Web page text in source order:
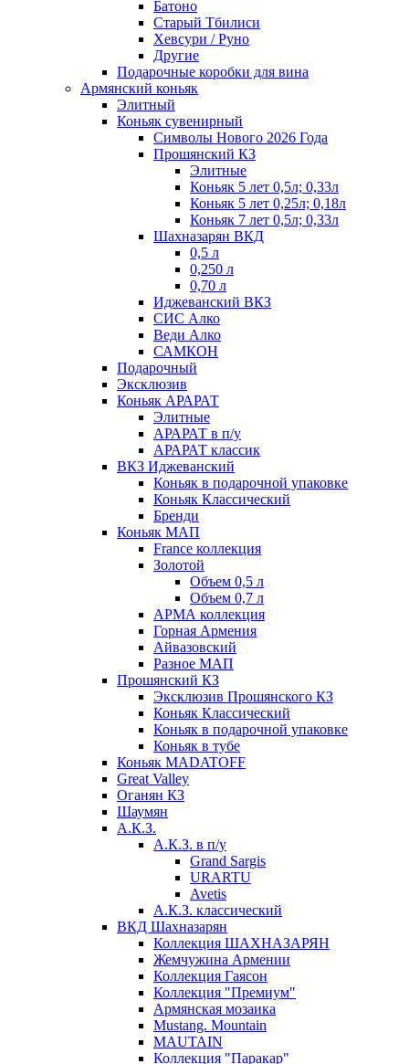
Батоно
Старый Тбилиси
Хевсури / Руно
Другие
Подарочные коробки для вина
Армянский коньяк
Элитный
Коньяк сувенирный
Символы Нового 2026 Года
Прошянский КЗ
Элитные
Коньяк 5 лет 0,5л; 0,33л
Коньяк 5 лет 0,25л; 0,18л
Коньяк 7 лет 0,5л; 0,33л
Шахназарян ВКД
0,5 л
0,250 л
0,70 л
Иджеванский ВКЗ
СИС Алко
Веди Алко
САМКОН
Подарочный
Эксклюзив
Коньяк АРАРАТ
Элитные
АРАРАТ в п/у
АРАРАТ классик
ВКЗ Иджеванский
Коньяк в подарочной упаковке
Коньяк Классический
Бренди
Коньяк МАП
France коллекция
Золотой
Объем 0,5 л
Объем 0,7 л
АРМА коллекция
Горная Армения
Айвазовский
Разное МАП
Прошянский КЗ
Эксклюзив Прошянского КЗ
Коньяк Классический
Коньяк в подарочной упаковке
Коньяк в тубе
Коньяк MADATOFF
Great Valley
Оганян КЗ
Шаумян
А.К.З.
А.К.З. в п/у
Grand Sargis
URARTU
Avetis
А.К.З. классический
ВКД Шахназарян
Коллекция ШАХНАЗАРЯН
Жемчужина Армении
Коллекция Гаясон
Коллекция "Премиум"
Армянская мозаика
Mustang. Mountain
MAUTAIN
Коллекция "Паракар"